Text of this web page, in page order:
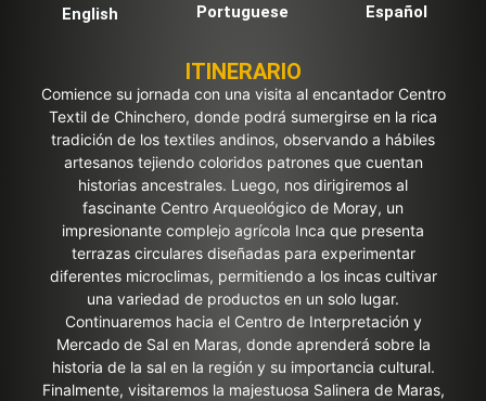
English Portuguese Español
ITINERARIO
Comience su jornada con una visita al encantador Centro
Textil de Chinchero, donde podrá sumergirse en la rica
tradición de los textiles andinos, observando a hábiles
artesanos tejiendo coloridos patrones que cuentan
historias ancestrales. Luego, nos dirigiremos al
fascinante Centro Arqueológico de Moray, un
impresionante complejo agrícola Inca que presenta
terrazas circulares diseñadas para experimentar
diferentes microclimas, permitiendo a los incas cultivar
una variedad de productos en un solo lugar.
Continuaremos hacia el Centro de Interpretación y
Mercado de Sal en Maras, donde aprenderá sobre la
historia de la sal en la región y su importancia cultural.
Finalmente, visitaremos la majestuosa Salinera de Maras,